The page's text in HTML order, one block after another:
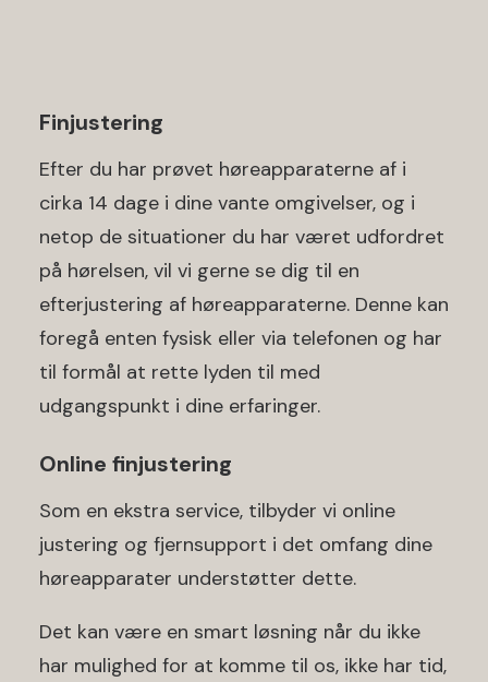
Finjustering
Efter du har prøvet høreapparaterne af i
cirka 14 dage i dine vante omgivelser, og i
netop de situationer du har været udfordret
på hørelsen, vil vi gerne se dig til en
efterjustering af høreapparaterne. Denne kan
foregå enten fysisk eller via telefonen og har
til formål at rette lyden til med
udgangspunkt i dine erfaringer.
Online finjustering
Som en ekstra service, tilbyder vi online
justering og fjernsupport i det omfang dine
høreapparater understøtter dette.
Det kan være en smart løsning når du ikke
har mulighed for at komme til os, ikke har tid,